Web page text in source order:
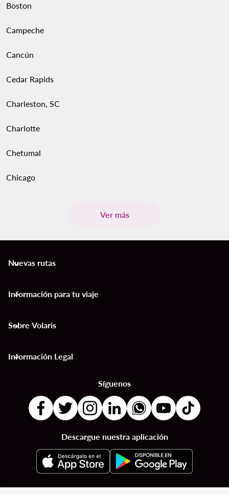
Boston
Campeche
Cancún
Cedar Rapids
Charleston, SC
Charlotte
Chetumal
Chicago
Ver más
Nuevas rutas
keyboard_arrow_down
Información para tu viaje
keyboard_arrow_down
Sobre Volaris
keyboard_arrow_down
Información Legal
keyboard_arrow_down
Síguenos
Descargue nuestra aplicación